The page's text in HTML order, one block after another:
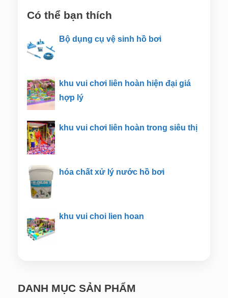
Có thể bạn thích
Bộ dụng cụ vệ sinh hồ bơi
khu vui chơi liên hoàn hiện đại giá
hợp lý
khu vui chơi liên hoàn trong siêu thị
hóa chất xử lý nước hồ bơi
khu vui choi lien hoan
DANH MỤC SẢN PHẨM